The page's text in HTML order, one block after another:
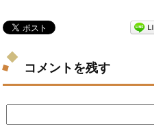
コメントを残す